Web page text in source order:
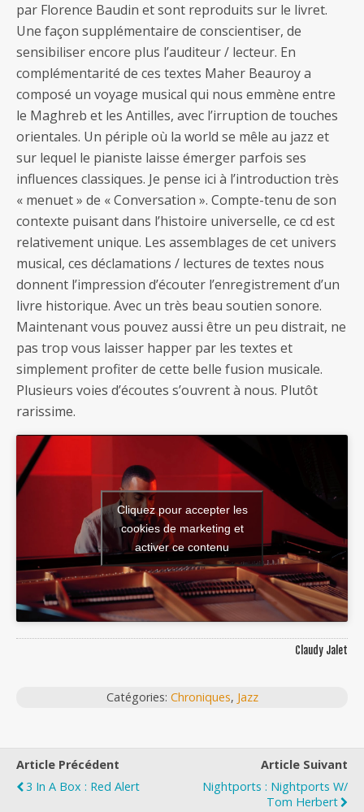
par Florence Baudin et sont reproduits sur le livret.
Une façon supplémentaire de conscientiser, de
sensibiliser encore plus l’auditeur / lecteur. En
complémentarité de ces textes Maher Beauroy a
composé un voyage musical qui nous emmène entre
le Maghreb et les Antilles, avec l’irruption de touches
orientales. Un périple où la world se mêle au jazz et
sur lequel le pianiste laisse émerger parfois ses
influences classiques. Je pense ici à l’introduction très
« menuet » de « Conversation ». Compte-tenu de son
contexte puisant dans l’histoire universelle, ce cd est
relativement unique. Les assemblages de cet univers
musical, ces déclamations / lectures de textes nous
donnent l’impression d’écouter l’enregistrement d’un
livre historique. Avec un très beau soutien sonore.
Maintenant vous pouvez aussi être un peu distrait, ne
pas trop vous laisser happer par les textes et
simplement profiter de cette belle fusion musicale.
Plusieurs voies d’écoutes s’ouvrent à nous. Plutôt
rarissime.
Cliquez pour accepter les
cookies de marketing et
activer ce contenu
Claudy Jalet
Catégories: Chroniques, Jazz
Article Précédent
3 In A Box : Red Alert
Article Suivant
Nightports : Nightports W/
Tom Herbert